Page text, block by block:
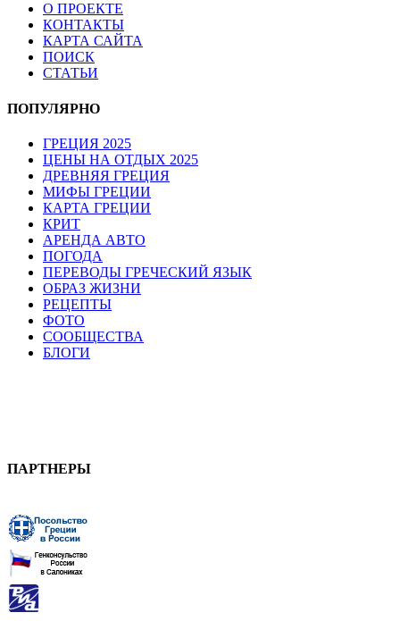
О ПРОЕКТЕ
КОНТАКТЫ
КАРТА САЙТА
ПОИСК
СТАТЬИ
ПОПУЛЯРНО
ГРЕЦИЯ 2025
ЦЕНЫ НА ОТДЫХ 2025
ДРЕВНЯЯ ГРЕЦИЯ
МИФЫ ГРЕЦИИ
КАРТА ГРЕЦИИ
КРИТ
АРЕНДА АВТО
ПОГОДА
ПЕРЕВОДЫ ГРЕЧЕСКИЙ ЯЗЫК
ОБРАЗ ЖИЗНИ
РЕЦЕПТЫ
ФОТО
СООБЩЕСТВА
БЛОГИ
ПАРТНЕРЫ